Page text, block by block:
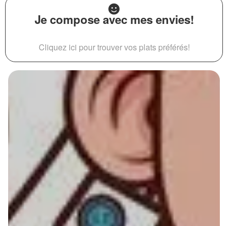
Je compose avec mes envies!
Cliquez ici pour trouver vos plats préférés!